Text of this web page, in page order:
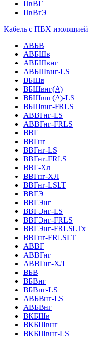
ПвВГ
ПвВгЭ
Кабель с ПВХ изоляцией
АВБВ
АВБШв
АВБШвнг
АВБШвнг-LS
ВБШв
ВБШвнг(A)
ВБШвнг(А)-LS
ВБШвнг-FRLS
АВВГнг-LS
АВВГнг-FRLS
ВВГ
ВВГнг
ВВГнг-LS
ВВГнг-FRLS
ВВГ-Хл
ВВГнг-ХЛ
ВВГнг-LSLT
ВВГЭ
ВВГЭнг
ВВГЭнг-LS
ВВГЭнг-FRLS
ВВГЭнг-FRLSLTх
ВВГнг-FRLSLT
АВВГ
АВВГнг
АВВГнг-ХЛ
ВБВ
ВБВнг
ВБВнг-LS
АВБВнг-LS
АВБВнг
ВКБШв
ВКБШвнг
ВКБШвнг-LS